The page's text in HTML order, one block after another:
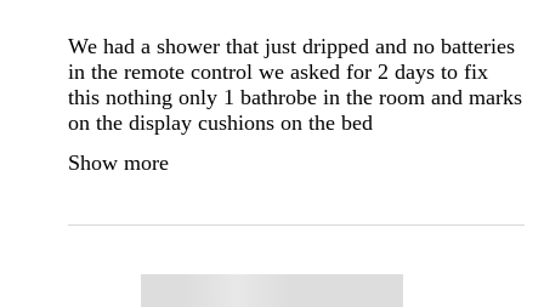
We had a shower that just dripped and no batteries
in the remote control we asked for 2 days to fix
this nothing only 1 bathrobe in the room and marks
on the display cushions on the bed
Show more